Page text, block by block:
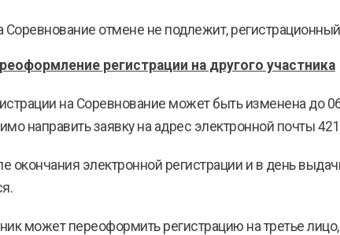
Соревнование отмене не подлежит,
регистрации на другого участника
на Соревнование может быть изменена до
направить заявку на адрес электронной почты
окончания электронной регистрации и в день
может переоформить регистрацию на третье